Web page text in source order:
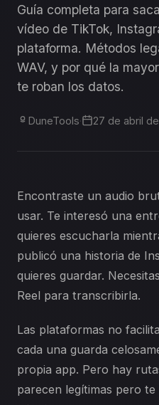
Guía completa para
vídeo de TikTok,
plataforma. Métodos
WAV, y por qué la
te roban los datos.
DuneTools· 27 de abril
Encontraste un audio
usar. Te interesó una
quieres escucharla
publicó una historia de
quieres guardar.
Reel para transcribirla.
Las plataformas no
cada una guarda
propia app. Pero hay
parecen legítimas pero